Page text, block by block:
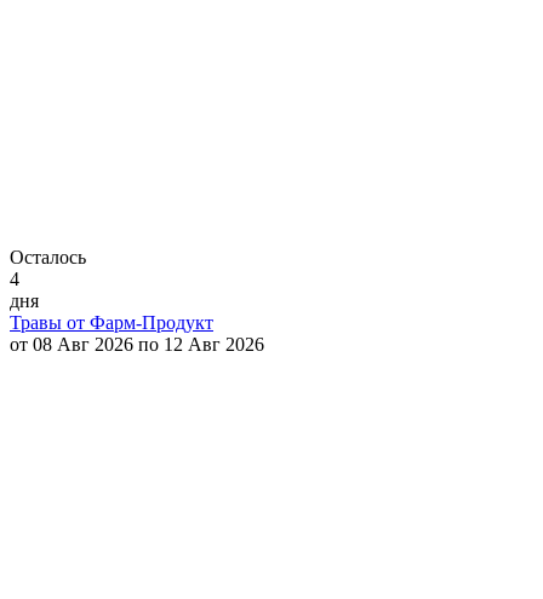
Осталось
4
дня
Травы от Фарм-Продукт
от 08 Авг 2026 по 12 Авг 2026